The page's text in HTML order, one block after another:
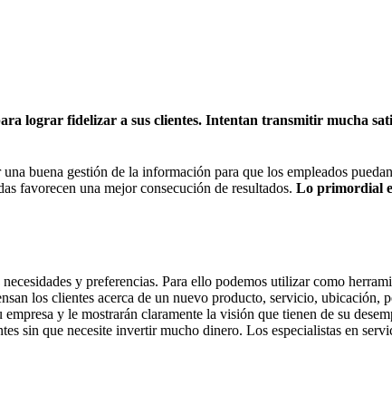
lograr fidelizar a sus clientes. Intentan transmitir mucha
buena gestión de la información para que los empleados
favorecen una mejor consecución de resultados. Lo primordial
y preferencias. Para ello podemos utilizar como
los clientes acerca de un nuevo producto, servicio,
y le mostrarán claramente la visión que tienen de su
sin que necesite invertir mucho dinero. Los especialistas en